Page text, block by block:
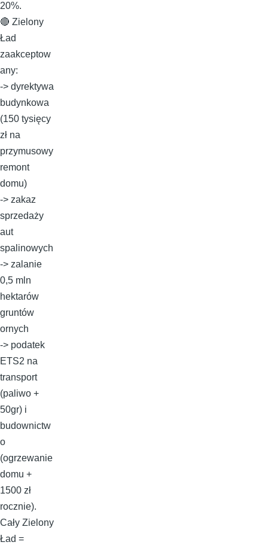
20%.
🔴 Zielony
Ład
zaakceptow
any:
-> dyrektywa
budynkowa
(150 tysięcy
zł na
przymusowy
remont
domu)
-> zakaz
sprzedaży
aut
spalinowych
-> zalanie
0,5 mln
hektarów
gruntów
ornych
-> podatek
ETS2 na
transport
(paliwo +
50gr) i
budownictw
o
(ogrzewanie
domu +
1500 zł
rocznie).
Cały Zielony
Ład =